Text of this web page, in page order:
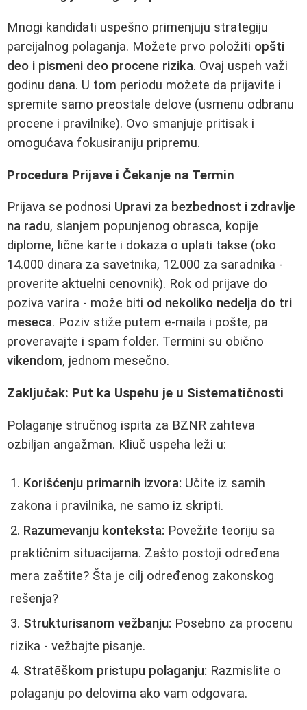
Mnogi kandidati uspešno primenjuju strategiju
parcijalnog polaganja. Možete prvo položiti opšti
deo i pismeni deo procene rizika. Ovaj uspeh važi
godinu dana. U tom periodu možete da prijavite i
spremite samo preostale delove (usmenu odbranu
procene i pravilnike). Ovo smanjuje pritisak i
omogućava fokusiraniju pripremu.
Procedura Prijave i Čekanje na Termin
Prijava se podnosi Upravi za bezbednost i zdravlje
na radu, slanjem popunjenog obrasca, kopije
diplome, lične karte i dokaza o uplati takse (oko
14.000 dinara za savetnika, 12.000 za saradnika -
proverite aktuelni cenovnik). Rok od prijave do
poziva varira - može biti od nekoliko nedelja do tri
meseca. Poziv stiže putem e-maila i pošte, pa
proveravajte i spam folder. Termini su obično
vikendom, jednom mesečno.
Zaključak: Put ka Uspehu je u Sistematičnosti
Polaganje stručnog ispita za BZNR zahteva
ozbiljan angažman. Kliuč uspeha leži u:
Korišćenju primarnih izvora: Učite iz samih
zakona i pravilnika, ne samo iz skripti.
Razumevanju konteksta: Povežite teoriju sa
praktičnim situacijama. Zašto postoji određena
mera zaštite? Šta je cilj određenog zakonskog
rešenja?
Strukturisanom vežbanju: Posebno za procenu
rizika - vežbajte pisanje.
Stratēškom pristupu polaganju: Razmislite o
polaganju po delovima ako vam odgovara.